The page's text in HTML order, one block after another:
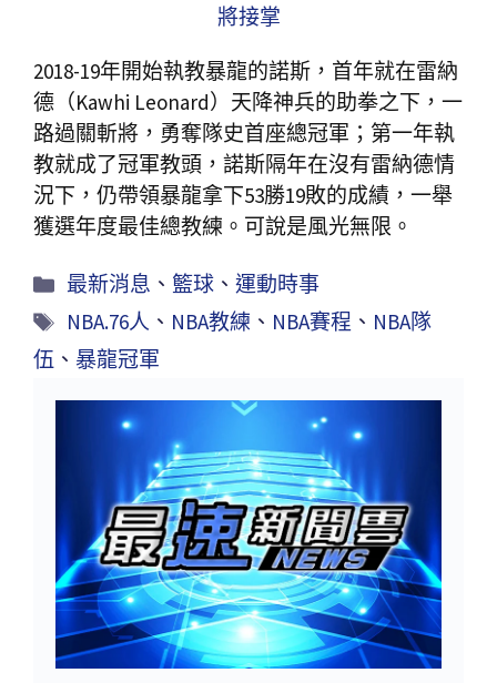
2018-19年開始執教暴龍的諾斯，首年就在雷納
德（Kawhi Leonard）天降神兵的助拳之下，一
路過關斬將，勇奪隊史首座總冠軍；第一年執
教就成了冠軍教頭，諾斯隔年在沒有雷納德情
況下，仍帶領暴龍拿下53勝19敗的成績，一舉
獲選年度最佳總教練。可說是風光無限。
最新消息 、 籃球 、運動時事
NBA.76人 、 NBA教練 、 NBA賽程 、 NBA隊
伍 、 暴龍冠軍